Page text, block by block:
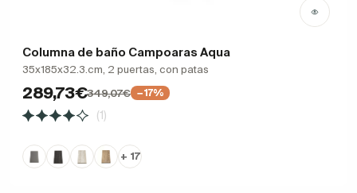
Columna de baño Campoaras Aqua
35x185x32.3.cm, 2 puertas, con patas
289,73€349,07€ −17%
(1)
+ 17